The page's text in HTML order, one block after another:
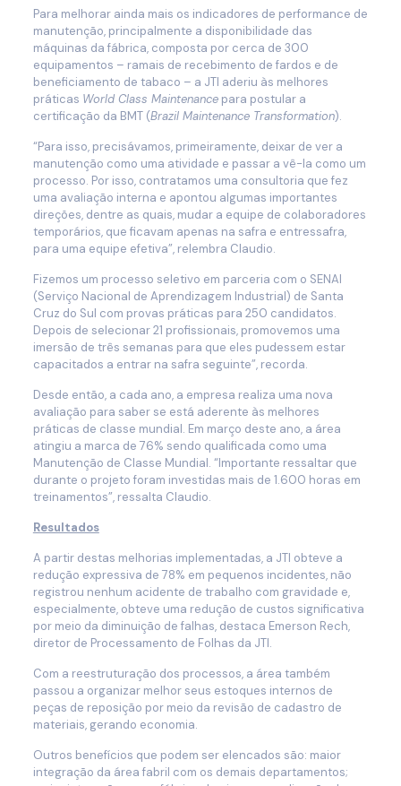
Para melhorar ainda mais os indicadores de performance de
manutenção, principalmente a disponibilidade das
máquinas da fábrica, composta por cerca de 300
equipamentos – ramais de recebimento de fardos e de
beneficiamento de tabaco – a JTI aderiu às melhores
práticas World Class Maintenancepara postular a
certificação da BMT (Brazil Maintenance Transformation).
“Para isso, precisávamos, primeiramente, deixar de ver a
manutenção como uma atividade e passar a vê-la como um
processo. Por isso, contratamos uma consultoria que fez
uma avaliação interna e apontou algumas importantes
direções, dentre as quais, mudar a equipe de colaboradores
temporários, que ficavam apenas na safra e entressafra,
para uma equipe efetiva”, relembra Claudio.
Fizemos um processo seletivo em parceria com o SENAI
(Serviço Nacional de Aprendizagem Industrial) de Santa
Cruz do Sul com provas práticas para 250 candidatos.
Depois de selecionar 21 profissionais, promovemos uma
imersão de três semanas para que eles pudessem estar
capacitados a entrar na safra seguinte”, recorda.
Desde então, a cada ano, a empresa realiza uma nova
avaliação para saber se está aderente às melhores
práticas de classe mundial. Em março deste ano, a área
atingiu a marca de 76% sendo qualificada como uma
Manutenção de Classe Mundial. “Importante ressaltar que
durante o projeto foram investidas mais de 1.600 horas em
treinamentos”, ressalta Claudio.
Resultados
A partir destas melhorias implementadas, a JTI obteve a
redução expressiva de 78% em pequenos incidentes, não
registrou nenhum acidente de trabalho com gravidade e,
especialmente, obteve uma redução de custos significativa
por meio da diminuição de falhas, destaca Emerson Rech,
diretor de Processamento de Folhas da JTI.
Com a reestruturação dos processos, a área também
passou a organizar melhor seus estoques internos de
peças de reposição por meio da revisão de cadastro de
materiais, gerando economia.
Outros benefícios que podem ser elencados são: maior
integração da área fabril com os demais departamentos;